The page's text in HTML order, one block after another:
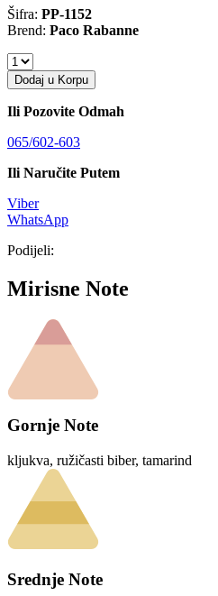
Šifra: PP-1152
Brend: Paco Rabanne
Dodaj u Korpu
Ili Pozovite Odmah
065/602-603
Ili Naručite Putem
Viber
WhatsApp
Podijeli:
Mirisne Note
Gornje Note
kljukva, ružičasti biber, tamarind
Srednje Note